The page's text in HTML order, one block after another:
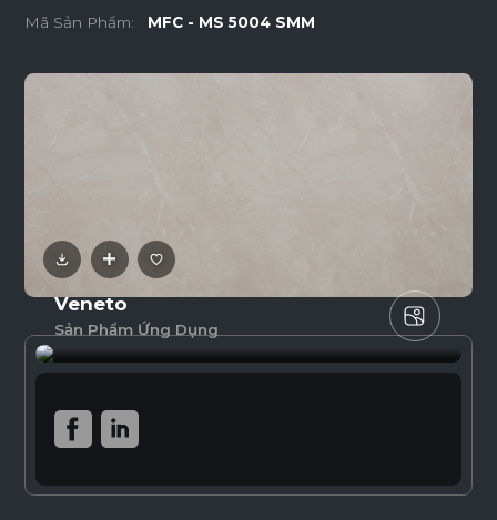
Mã Sản Phẩm: MFC - MS 5004 SMM
Veneto
Sản Phẩm Ứng Dụng